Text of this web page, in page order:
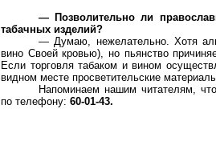
— Позволительно ли
табачных изделий?
— Думаю, нежелательно. Хотя
вино Своей кровью), но пьянство
Если торговля табаком и вином
видном месте просветительские
Напоминаем нашим читателям,
по телефону: 60-01-43.